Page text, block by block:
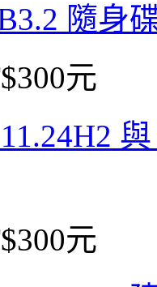
隨身
元
元